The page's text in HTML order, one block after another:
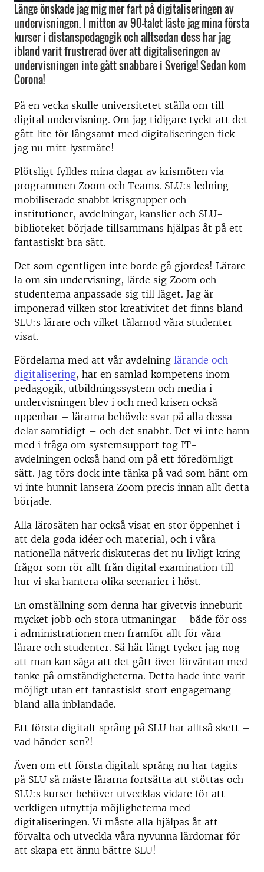
Länge önskade jag mig mer fart på digitaliseringen av
undervisningen. I mitten av 90-talet läste jag mina första
kurser i distanspedagogik och alltsedan dess har jag
ibland varit frustrerad över att digitaliseringen av
undervisningen inte gått snabbare i Sverige! Sedan kom
Corona!
På en vecka skulle universitetet ställa om till
digital undervisning. Om jag tidigare tyckt att det
gått lite för långsamt med digitaliseringen fick
jag nu mitt lystmäte!
Plötsligt fylldes mina dagar av krismöten via
programmen Zoom och Teams. SLU:s ledning
mobiliserade snabbt krisgrupper och
institutioner, avdelningar, kanslier och SLU-
biblioteket började tillsammans hjälpas åt på ett
fantastiskt bra sätt.
Det som egentligen inte borde gå gjordes! Lärare
la om sin undervisning, lärde sig Zoom och
studenterna anpassade sig till läget. Jag är
imponerad vilken stor kreativitet det finns bland
SLU:s lärare och vilket tålamod våra studenter
visat.
Fördelarna med att vår avdelning lärande och
digitalisering, har en samlad kompetens inom
pedagogik, utbildningssystem och media i
undervisningen blev i och med krisen också
uppenbar – lärarna behövde svar på alla dessa
delar samtidigt – och det snabbt. Det vi inte hann
med i fråga om systemsupport tog IT-
avdelningen också hand om på ett föredömligt
sätt. Jag törs dock inte tänka på vad som hänt om
vi inte hunnit lansera Zoom precis innan allt detta
började.
Alla lärosäten har också visat en stor öppenhet i
att dela goda idéer och material, och i våra
nationella nätverk diskuteras det nu livligt kring
frågor som rör allt från digital examination till
hur vi ska hantera olika scenarier i höst.
En omställning som denna har givetvis inneburit
mycket jobb och stora utmaningar – både för oss
i administrationen men framför allt för våra
lärare och studenter. Så här långt tycker jag nog
att man kan säga att det gått över förväntan med
tanke på omständigheterna. Detta hade inte varit
möjligt utan ett fantastiskt stort engagemang
bland alla inblandade.
Ett första digitalt språng på SLU har alltså skett –
vad händer sen?!
Även om ett första digitalt språng nu har tagits
på SLU så måste lärarna fortsätta att stöttas och
SLU:s kurser behöver utvecklas vidare för att
verkligen utnyttja möjligheterna med
digitaliseringen. Vi måste alla hjälpas åt att
förvalta och utveckla våra nyvunna lärdomar för
att skapa ett ännu bättre SLU!